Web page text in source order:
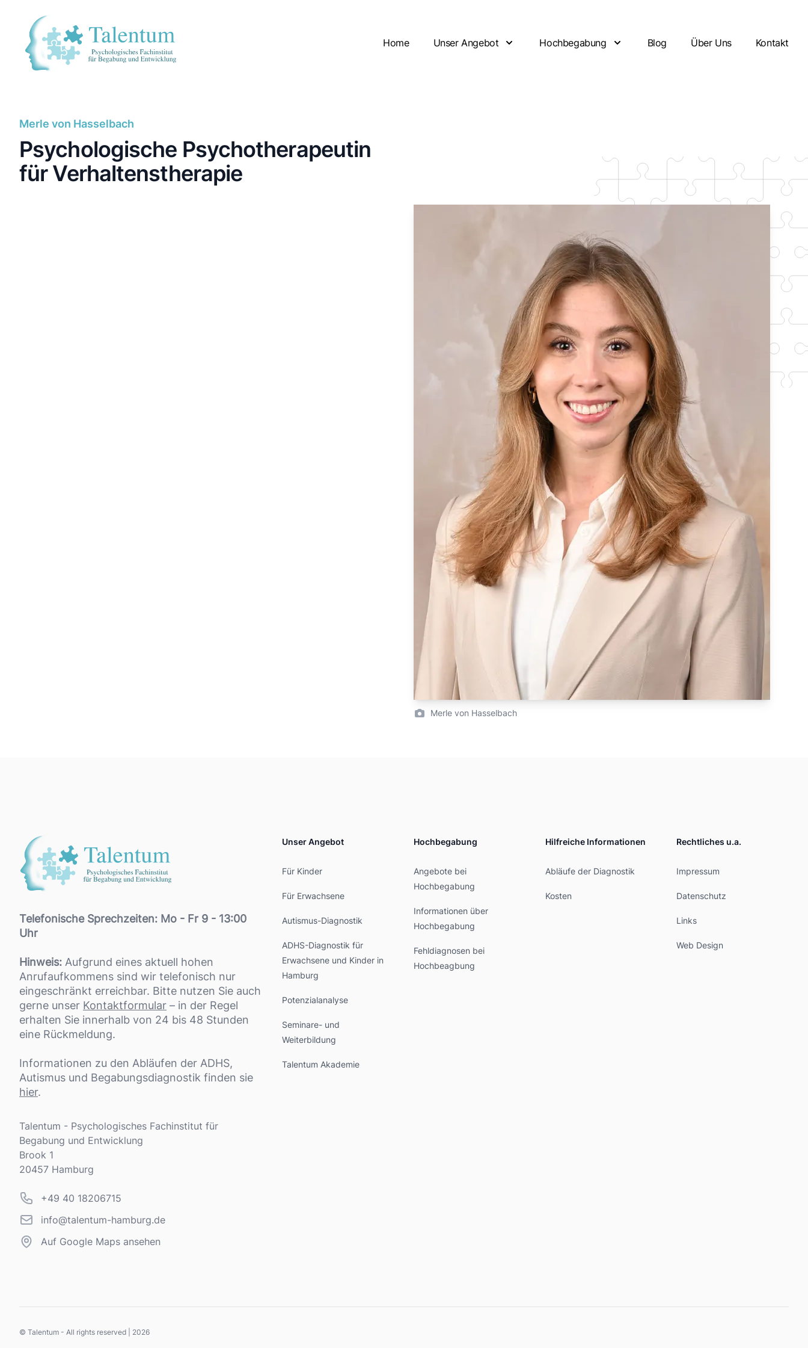
Home Unser Angebot Hochbegabung Blog Über Uns Kontakt
Merle von Hasselbach
Psychologische Psychotherapeutin
für Verhaltenstherapie
Merle von Hasselbach
Telefonische Sprechzeiten: Mo - Fr 9 - 13:00
Uhr
Hinweis: Aufgrund eines aktuell hohen
Anrufaufkommens sind wir telefonisch nur
eingeschränkt erreichbar. Bitte nutzen Sie auch
gerne unser Kontaktformular – in der Regel
erhalten Sie innerhalb von 24 bis 48 Stunden
eine Rückmeldung.
Informationen zu den Abläufen der ADHS,
Autismus und Begabungsdiagnostik finden sie
hier.
Adresse
Talentum - Psychologisches Fachinstitut für
Begabung und Entwicklung
Brook 1
20457 Hamburg
Telefonnummer
+49 40 18206715
info@talentum-hamburg.de
info@talentum-hamburg.de
Auf Google Maps ansehen
Unser Angebot
Für Kinder
Für Erwachsene
Autismus-Diagnostik
ADHS-Diagnostik für
Erwachsene und Kinder in
Hamburg
Potenzialanalyse
Seminare- und
Weiterbildung
Talentum Akademie
Hochbegabung
Angebote bei
Hochbegabung
Informationen über
Hochbegabung
Fehldiagnosen bei
Hochbeagbung
Hilfreiche Informationen
Abläufe der Diagnostik
Kosten
Rechtliches u.a.
Impressum
Datenschutz
Links
Web Design
© Talentum - All rights reserved | 2026